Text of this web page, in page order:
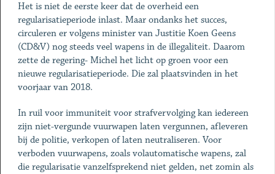
Het is niet de eerste keer dat de overheid een
regularisatieperiode inlast. Maar ondanks het succes,
circuleren er volgens minister van Justitie Koen Geens
(CD&V) nog steeds veel wapens in de illegaliteit. Daarom
zette de regering- Michel het licht op groen voor een
nieuwe regularisatieperiode. Die zal plaatsvinden in het
voorjaar van 2018.
In ruil voor immuniteit voor strafvervolging kan iedereen
zijn niet-vergunde vuurwapen laten vergunnen, afleveren
bij de politie, verkopen of laten neutraliseren. Voor
verboden vuurwapens, zoals volautomatische wapens, zal
die regularisatie vanzelfsprekend niet gelden, net zomin als